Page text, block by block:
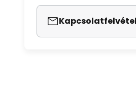
Kapcsolatfelvétel